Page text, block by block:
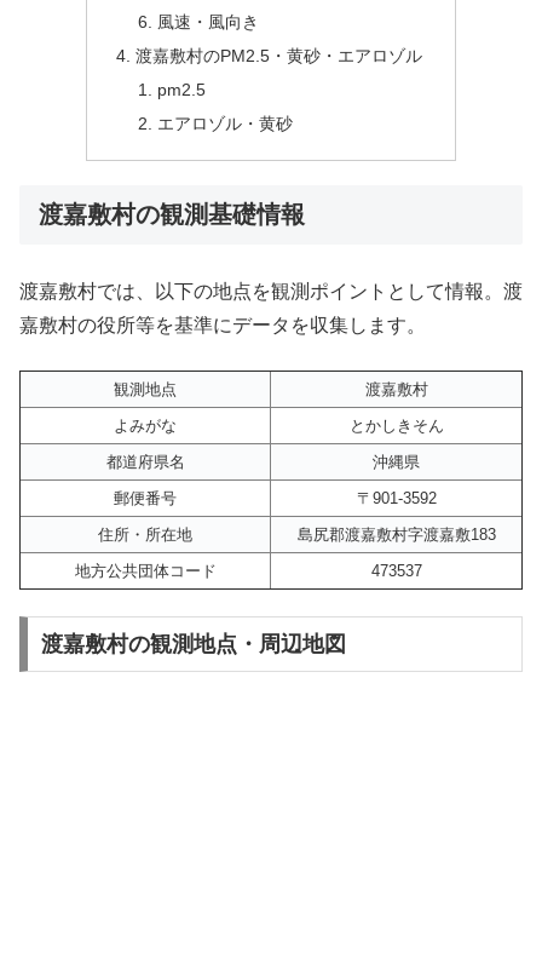
風速・風向き
渡嘉敷村のPM2.5・黄砂・エアロゾル
pm2.5
エアロゾル・黄砂
渡嘉敷村の観測基礎情報
渡嘉敷村では、以下の地点を観測ポイントとして情報。渡
嘉敷村の役所等を基準にデータを収集します。
観測地点
渡嘉敷村
よみがな
とかしきそん
都道府県名
沖縄県
郵便番号
〒901-3592
住所・所在地
島尻郡渡嘉敷村字渡嘉敷183
地方公共団体コード
473537
渡嘉敷村の観測地点・周辺地図